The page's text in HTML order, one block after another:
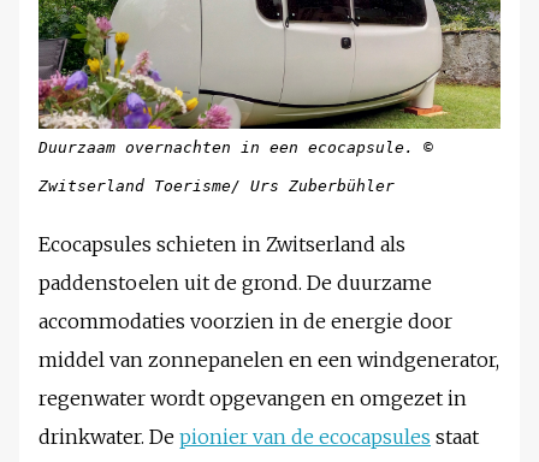
Duurzaam overnachten in een ecocapsule. ©
Zwitserland Toerisme/ Urs Zuberbühler
Ecocapsules schieten in Zwitserland als
paddenstoelen uit de grond. De duurzame
accommodaties voorzien in de energie door
middel van zonnepanelen en een windgenerator,
regenwater wordt opgevangen en omgezet in
drinkwater. De pionier van de ecocapsules staat